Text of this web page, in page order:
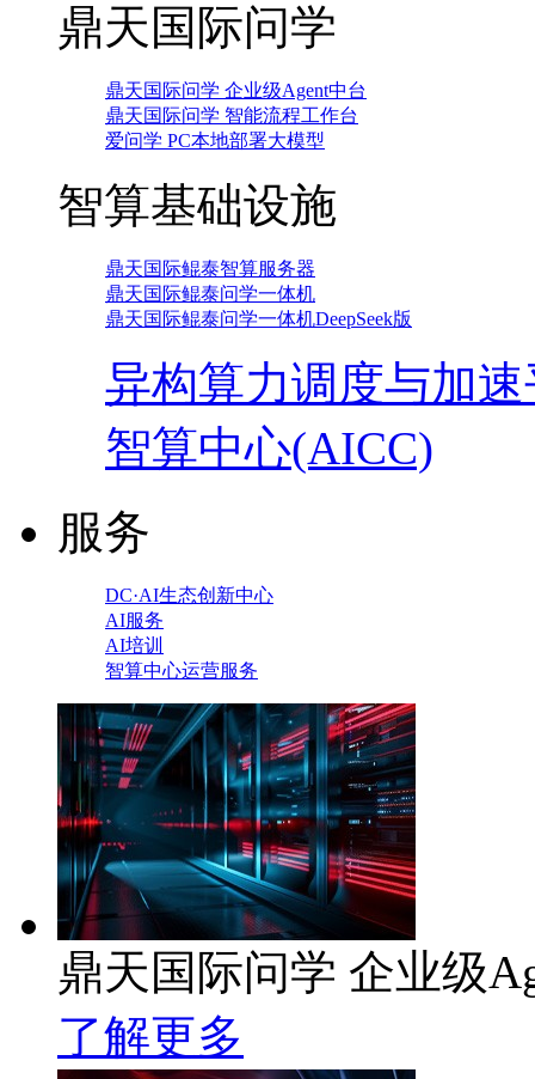
鼎天国际问学
鼎天国际问学 企业级Agent中台
鼎天国际问学 智能流程工作台
爱问学 PC本地部署大模型
智算基础设施
鼎天国际鲲泰智算服务器
鼎天国际鲲泰问学一体机
鼎天国际鲲泰问学一体机DeepSeek版
异构算力调度与加
智算中心(AICC)
服务
DC·AI生态创新中心
AI服务
AI培训
智算中心运营服务
鼎天国际问学 企业级
了解更多